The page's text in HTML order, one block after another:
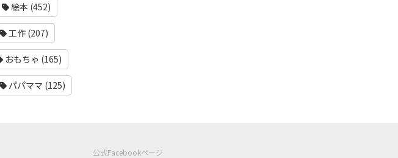
絵本 (452)
工作 (207)
おもちゃ (165)
パパママ (125)
公式Facebookページ